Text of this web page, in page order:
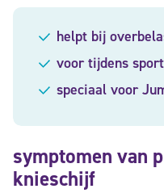
helpt bij
voor tijdens
speciaal voor
symptomen van
knieschijf